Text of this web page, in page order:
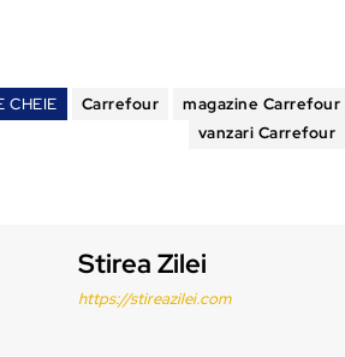
CHEIE Carrefour magazine Carrefour
vanzari Carrefour
Stirea Zilei
https://stireazilei.com